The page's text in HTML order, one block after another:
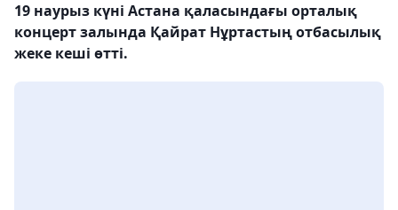
19 наурыз күні Астана қаласындағы орталық
концерт залында Қайрат Нұртастың отбасылық
жеке кеші өтті.